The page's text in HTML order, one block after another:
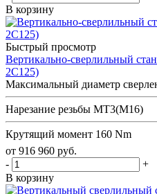
В корзину
Быстрый просмотр
Вертикально-сверлильный
2С125)
Максимальный диаметр
Нарезание резьбы MT3(М16)
Крутящий момент 160 Nm
от 916 960 руб.
-
+
В корзину